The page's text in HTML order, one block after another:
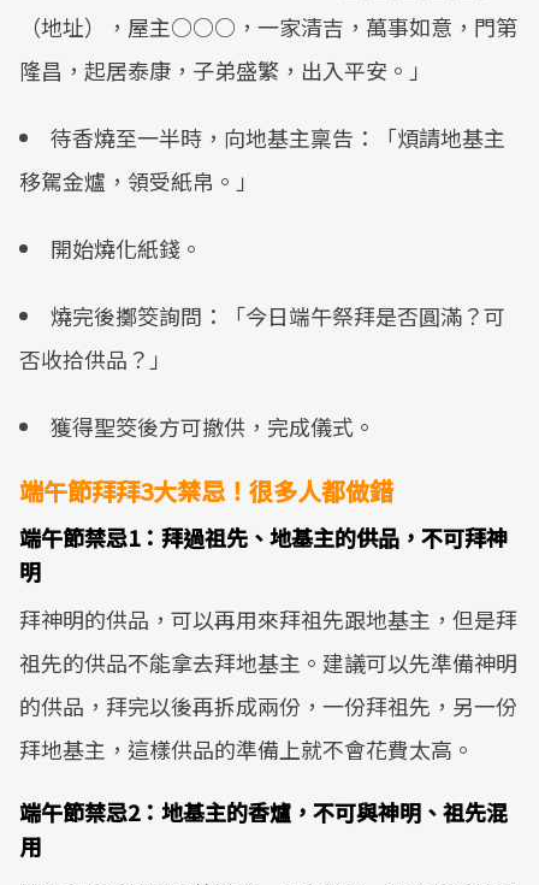
（地址），屋主○○○，一家清吉，萬事如意，門第
隆昌，起居泰康，子弟盛繁，出入平安。」
待香燒至一半時，向地基主稟告：「煩請地基主
移駕金爐，領受紙帛。」
開始燒化紙錢。
燒完後擲筊詢問：「今日端午祭拜是否圓滿？可
否收拾供品？」
獲得聖筊後方可撤供，完成儀式。
端午節拜拜3大禁忌！很多人都做錯
端午節禁忌1：拜過祖先、地基主的供品，不可拜神
明
拜神明的供品，可以再用來拜祖先跟地基主，但是拜
祖先的供品不能拿去拜地基主。建議可以先準備神明
的供品，拜完以後再拆成兩份，一份拜祖先，另一份
拜地基主，這樣供品的準備上就不會花費太高。
端午節禁忌2：地基主的香爐，不可與神明、祖先混
用